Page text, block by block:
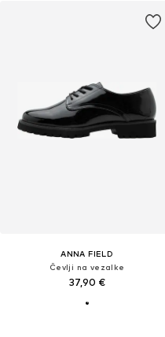
ANNA FIELD
Čevlji na vezalke
37,90 €